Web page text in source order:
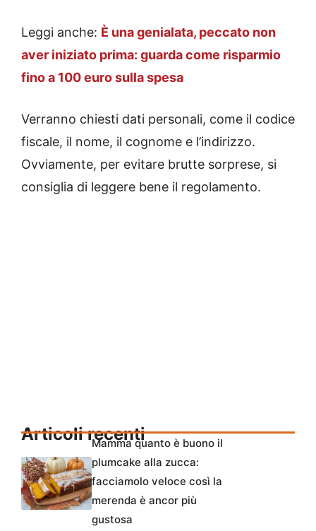
Leggi anche: È una genialata, peccato non
aver iniziato prima: guarda come risparmio
fino a 100 euro sulla spesa
Verranno chiesti dati personali, come il codice
fiscale, il nome, il cognome e l’indirizzo.
Ovviamente, per evitare brutte sorprese, si
consiglia di leggere bene il regolamento.
Articoli recentiMamma quanto è buono il
plumcake alla zucca:
facciamolo veloce così la
merenda è ancor più
gustosa